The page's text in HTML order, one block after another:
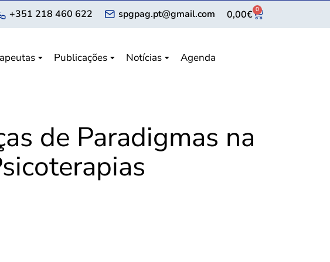
+351 218 460 622 spgpag.pt@gmail.com 0,00€ 0
Publicações Notícias Agenda
de Paradigmas na